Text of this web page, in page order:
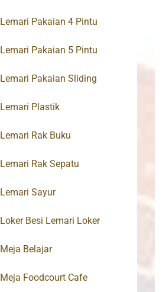
Lemari Pakaian 4 Pintu
Lemari Pakaian 5 Pintu
Lemari Pakaian Sliding
Lemari Plastik
Lemari Rak Buku
Lemari Rak Sepatu
Lemari Sayur
Loker Besi Lemari Loker
Meja Belajar
Meja Foodcourt Cafe